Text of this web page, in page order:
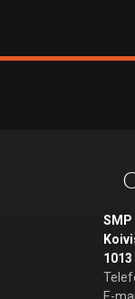
SMP